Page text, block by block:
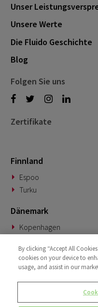
Unser
Unsere Werte
Die Fluido Geschichte
Blog
Folgen Sie uns
Zertifikate
Finnland
Espoo
Turku
Dänemark
Kopenhagen
Deutschland
München
BeNeLux
Woerden
By clicking “Accept All
cookies on your device to
usage, and assist in our